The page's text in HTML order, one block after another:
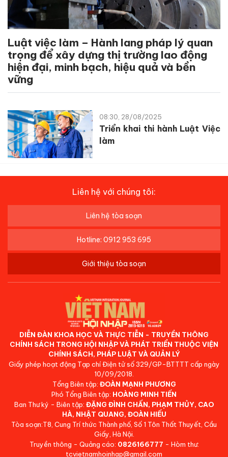
Luật việc làm – Hành lang pháp lý quan
trọng để xây dựng thị trường lao động
hiện đại, minh bạch, hiệu quả và bền
vững
08:30, 28/08/2025
Triển khai thi hành Luật Việc
làm
Liên hệ với chúng tôi:
Liên hệ tòa soạn
Hotline: 0912 953 695
Giới thiệu tòa soạn
DIỄN ĐÀN KHOA HỌC VÀ THỰC TIỄN - TRUYỀN THÔNG
CHÍNH SÁCH TRONG HỘI NHẬP VÀ PHÁT TRIỂN THUỘC VIỆN
CHÍNH SÁCH, PHÁP LUẬT VÀ QUẢN LÝ
Giấy phép hoạt động Tạp chí Điện tử số 329/GP-BTTTT cấp ngày
10/09/2018.
Tổng Biên tập: ĐOÀN MẠNH PHƯƠNG
Phó Tổng Biên tập: HOÀNG MINH TIẾN
Ban Thư ký - Biên tập: ĐẶNG ĐÌNH CHẤN, PHẠM THỦY, CAO
HÀ, NHẬT QUANG, ĐOÀN HIẾU
Tòa soạn:T8, Cung Trí thức Thành phố, Số 1 Tôn Thất Thuyết, Cầu
Giấy, Hà Nội.
Truyền thông - Quảng cáo: 0826166777 - Hòm thư:
tcvietnamhoinhap@gmail.com